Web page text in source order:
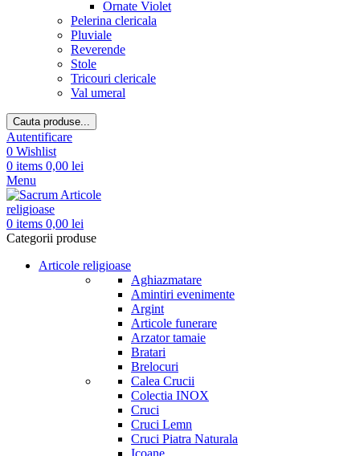
Ornate Violet
Pelerina clericala
Pluviale
Reverende
Stole
Tricouri clericale
Val umeral
Cauta produse...
Autentificare
0 Wishlist
0 items 0,00 lei
Menu
0 items 0,00 lei
Categorii produse
Articole religioase
Aghiazmatare
Amintiri evenimente
Argint
Articole funerare
Arzator tamaie
Bratari
Brelocuri
Calea Crucii
Colectia INOX
Cruci
Cruci Lemn
Cruci Piatra Naturala
Icoane